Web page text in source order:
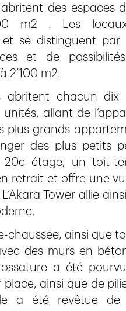
des espaces
m2 . Les
et se distinguent
et de
2’100 m2.
abritent chacun
allant de
plus grands
des plus petits
20e étage, un toit-
retrait et offre une
Tower allie
chaussée, ainsi que
des murs en
a été
ainsi que de
a été revêtue